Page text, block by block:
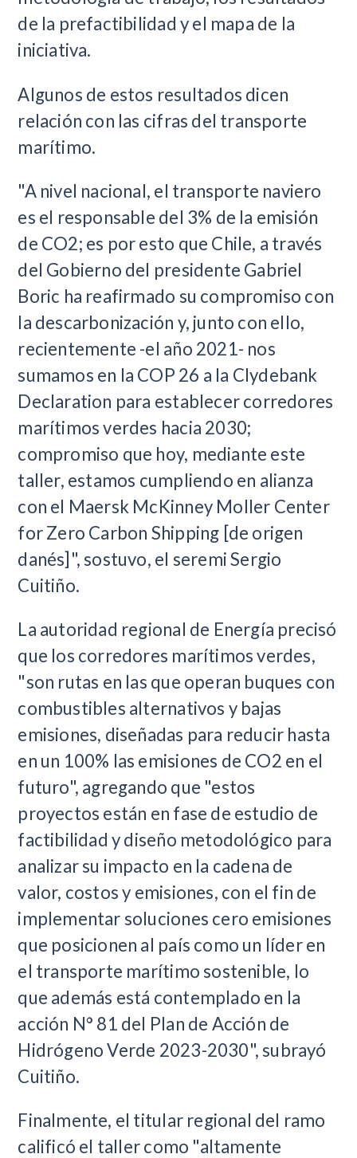
de la prefactibilidad y el mapa de la
iniciativa.
Algunos de estos resultados dicen
relación con las cifras del transporte
marítimo.
"A nivel nacional, el transporte naviero
es el responsable del 3% de la emisión
de CO2; es por esto que Chile, a través
del Gobierno del presidente Gabriel
Boric ha reafirmado su compromiso con
la descarbonización y, junto con ello,
recientemente -el año 2021- nos
sumamos en la COP 26 a la Clydebank
Declaration para establecer corredores
marítimos verdes hacia 2030;
compromiso que hoy, mediante este
taller, estamos cumpliendo en alianza
con el Maersk McKinney Moller Center
for Zero Carbon Shipping [de origen
danés]", sostuvo, el seremi Sergio
Cuitiño.
La autoridad regional de Energía precisó
que los corredores marítimos verdes,
"son rutas en las que operan buques con
combustibles alternativos y bajas
emisiones, diseñadas para reducir hasta
en un 100% las emisiones de CO2 en el
futuro", agregando que "estos
proyectos están en fase de estudio de
factibilidad y diseño metodológico para
analizar su impacto en la cadena de
valor, costos y emisiones, con el fin de
implementar soluciones cero emisiones
que posicionen al país como un líder en
el transporte marítimo sostenible, lo
que además está contemplado en la
acción N° 81 del Plan de Acción de
Hidrógeno Verde 2023-2030", subrayó
Cuitiño.
Finalmente, el titular regional del ramo
calificó el taller como "altamente